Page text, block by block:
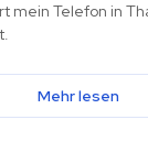
mein Telefon in
Mehr lesen